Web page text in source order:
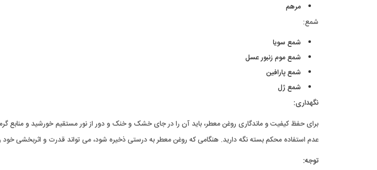
مرهم
شمع:
شمع سویا
شمع موم زنبور عسل
شمع پارافین
شمع ژل
نگهداری:
برای حفظ کیفیت و ماندگاری روغن معطر، باید آن را در جای خشک و خنک و دور از نور مستقیم خورشید و منابع
عدم استفاده محکم بسته نگه دارید. هنگامی که روغن معطر به درستی ذخیره شود، می تواند قدرت و اثربخشی
توجه: